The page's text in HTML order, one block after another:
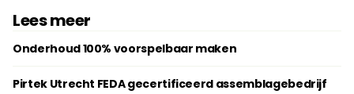
Lees meer
Onderhoud 100% voorspelbaar maken
Pirtek Utrecht FEDA gecertificeerd assemblagebedrijf